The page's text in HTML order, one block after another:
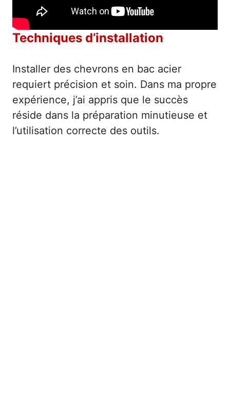
Techniques d’installation
Installer des chevrons en bac acier
requiert précision et soin. Dans ma propre
expérience, j’ai appris que le succès
réside dans la préparation minutieuse et
l’utilisation correcte des outils.